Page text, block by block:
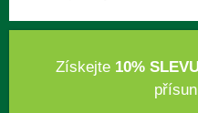
Získejte 10%